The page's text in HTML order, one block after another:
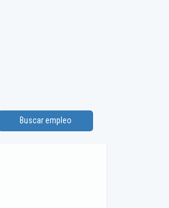
Buscar empleo